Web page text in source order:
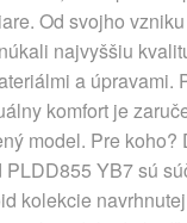
Od svojho
najvyššiu
a úpravami.
komfort je
model. Pre koho?
YB7 sú
kolekcie